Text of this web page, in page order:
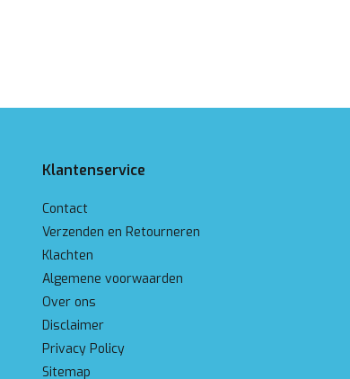
Klantenservice
Contact
Verzenden en Retourneren
Klachten
Algemene voorwaarden
Over ons
Disclaimer
Privacy Policy
Sitemap